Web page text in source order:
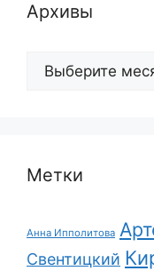
Архивы
Архивы
Метки
Анна Ипполитова
Свентицкий